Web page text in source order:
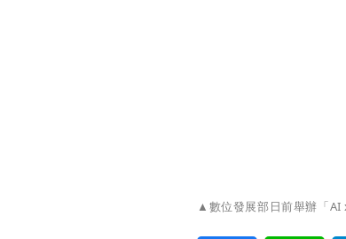
▲數位發展部日前舉辦「AI